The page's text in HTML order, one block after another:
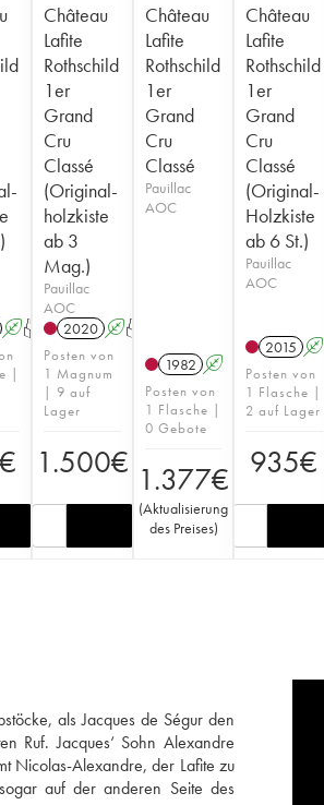
AT
|
€
Château
Lafite
Rothschild
1er
Grand
Cru
Classé
(Original-
holzkiste
ab 3
Mag.)
Pauillac
AOC
2020 AT
Posten von
1 Magnum
| 9 auf
Lager
1.500€
Château
Lafite
Rothschild
1er
Grand
Cru
Classé
Pauillac
AOC
1982 A
Posten von
1 Flasche |
0 Gebote
1.377€
(Aktualisierung
des Preises)
Château
Lafite
Rothschild
1er
Grand
Cru
Classé
(Original-
Holzkiste
ab 6 St.)
Pauillac
AOC
2015 A
Posten von
1 Flasche |
2 auf Lager
935€
als Jacques de Ségur den
Ruf. Jacques‘ Sohn Alexandre
Nicolas-Alexandre, der Lafite zu
auf der anderen Seite des